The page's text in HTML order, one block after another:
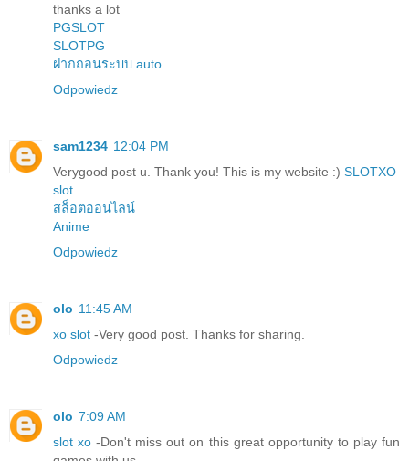
thanks a lot
PGSLOT
SLOTPG
ฝากถอนระบบ auto
Odpowiedz
sam1234 12:04 PM
Verygood post u. Thank you! This is my website :) SLOTXO
slot
สล็อตออนไลน์
Anime
Odpowiedz
olo 11:45 AM
xo slot -Very good post. Thanks for sharing.
Odpowiedz
olo 7:09 AM
slot xo -Don't miss out on this great opportunity to play fun